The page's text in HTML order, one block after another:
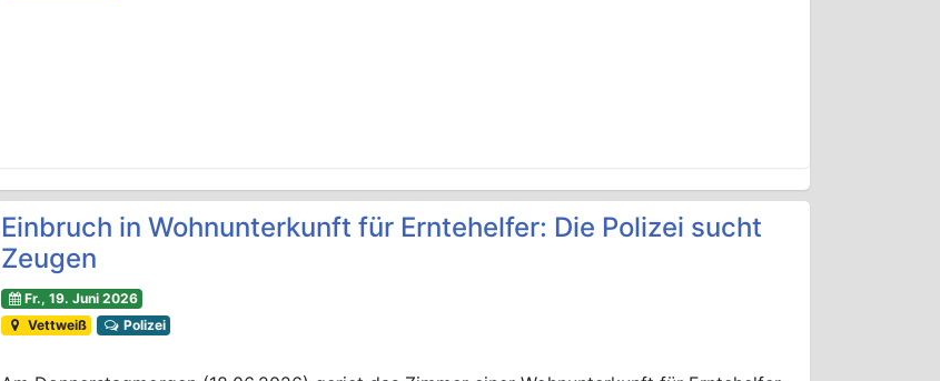
Einbruch in Wohnunterkunft für Erntehelfer: Die Polizei sucht
Zeugen
Fr., 19. Juni 2026
Vettweiß
Polizei